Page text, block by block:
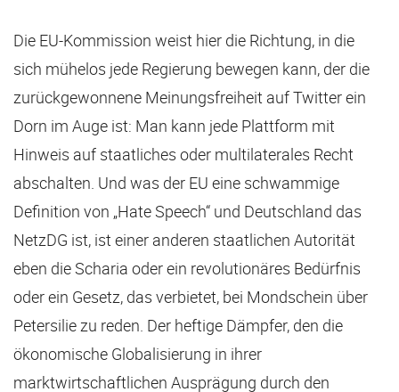
Die EU-Kommission weist hier die Richtung, in die
sich mühelos jede Regierung bewegen kann, der die
zurückgewonnene Meinungsfreiheit auf Twitter ein
Dorn im Auge ist: Man kann jede Plattform mit
Hinweis auf staatliches oder multilaterales Recht
abschalten. Und was der EU eine schwammige
Definition von „Hate Speech“ und Deutschland das
NetzDG ist, ist einer anderen staatlichen Autorität
eben die Scharia oder ein revolutionäres Bedürfnis
oder ein Gesetz, das verbietet, bei Mondschein über
Petersilie zu reden. Der heftige Dämpfer, den die
ökonomische Globalisierung in ihrer
marktwirtschaftlichen Ausprägung durch den